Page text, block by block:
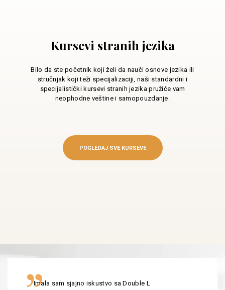
Kursevi stranih jezika
Bilo da ste početnik koji želi da nauči osnove jezika ili
stručnjak koji teži specijalizaciji, naši standardni i
specijalistički kursevi stranih jezika pružiće vam
neophodne veštine i samopouzdanje.
POGLEDAJ SVE KURSEVE
Imala sam sjajno iskustvo sa Double L